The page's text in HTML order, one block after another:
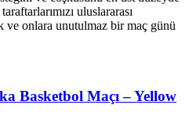
uluslararası
ve onlara unutulmaz bir maç günü
Basketbol Maçı – Yellow